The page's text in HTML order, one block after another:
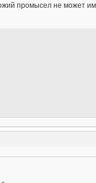
промысел не может